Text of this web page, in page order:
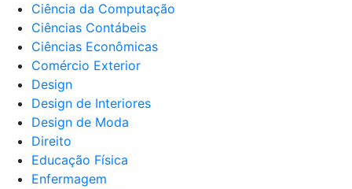
Ciência da Computação
Ciências Contábeis
Ciências Econômicas
Comércio Exterior
Design
Design de Interiores
Design de Moda
Direito
Educação Física
Enfermagem